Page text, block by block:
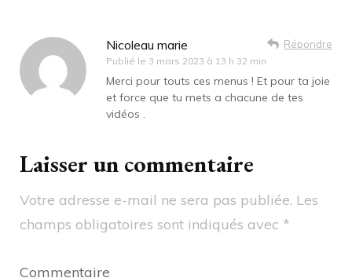
Nicoleau marie
Publié le 3 mars 2023 à 13 h 32 min
Répondre
Merci pour touts ces menus ! Et pour ta joie
et force que tu mets a chacune de tes
vidéos .
Laisser un commentaire
Votre adresse e-mail ne sera pas publiée. Les
champs obligatoires sont indiqués avec *
Commentaire